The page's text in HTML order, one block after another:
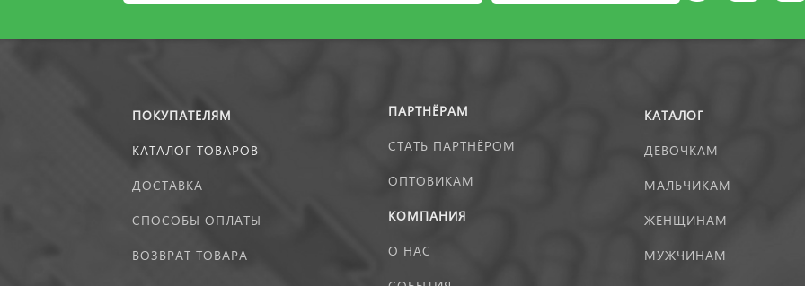
ПОКУПАТЕЛЯМ
КАТАЛОГ ТОВАРОВ
ДОСТАВКА
СПОСОБЫ ОПЛАТЫ
ВОЗВРАТ ТОВАРА
ПАРТНЁРАМ
СТАТЬ ПАРТНЁРОМ
ОПТОВИКАМ
КОМПАНИЯ
О НАС
КАТАЛОГ
ДЕВОЧКАМ
МАЛЬЧИКАМ
ЖЕНЩИНАМ
МУЖЧИНАМ